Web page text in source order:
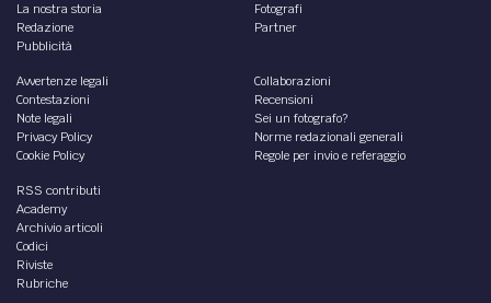
La nostra storia
Redazione
Pubblicità
Fotografi
Partner
Avvertenze legali
Contestazioni
Note legali
Privacy Policy
Cookie Policy
Collaborazioni
Recensioni
Sei un fotografo?
Norme redazionali generali
Regole per invio e referaggio
RSS contributi
Academy
Archivio articoli
Codici
Riviste
Rubriche